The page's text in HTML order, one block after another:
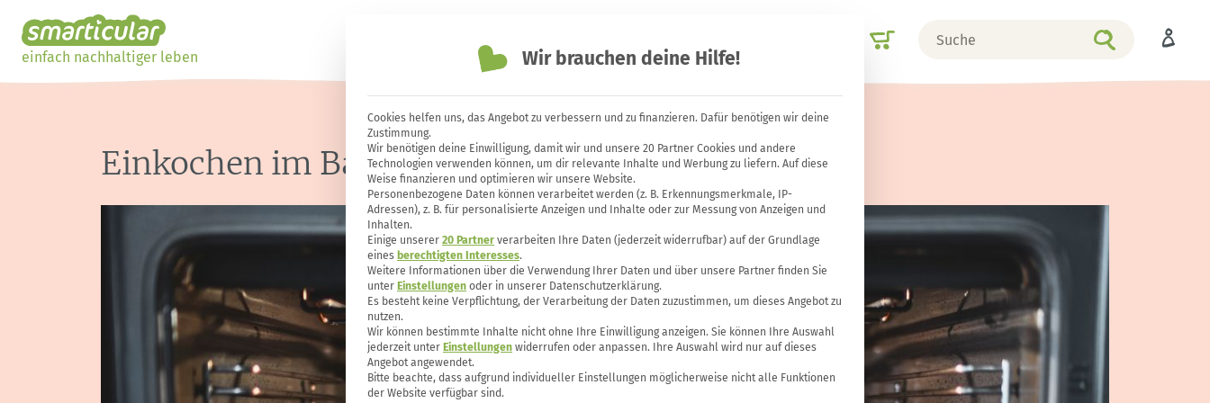
einfach nachhaltiger leben
Einkochen im Backofen – so gelingt es
Wir brauchen deine Hilfe!
Cookies helfen uns, das Angebot zu verbessern und zu finanzieren. Dafür benötigen wir deine
Zustimmung.
Wir benötigen deine Einwilligung, damit wir und unsere 20 Partner Cookies und andere
Technologien verwenden können, um dir relevante Inhalte und Werbung zu liefern. Auf diese
Weise finanzieren und optimieren wir unsere Website.
Personenbezogene Daten können verarbeitet werden (z. B. Erkennungsmerkmale, IP-
Adressen), z. B. für personalisierte Anzeigen und Inhalte oder zur Messung von Anzeigen und
Inhalten.
Einige unserer 20 Partner verarbeiten Ihre Daten (jederzeit widerrufbar) auf der Grundlage
eines berechtigten Interesses.
Weitere Informationen über die Verwendung Ihrer Daten und über unsere Partner finden Sie
unter Einstellungen oder in unserer Datenschutzerklärung.
Es besteht keine Verpflichtung, der Verarbeitung der Daten zuzustimmen, um dieses Angebot zu
nutzen.
Wir können bestimmte Inhalte nicht ohne Ihre Einwilligung anzeigen. Sie können Ihre Auswahl
jederzeit unter Einstellungen widerrufen oder anpassen. Ihre Auswahl wird nur auf dieses
Angebot angewendet.
Bitte beachte, dass aufgrund individueller Einstellungen möglicherweise nicht alle Funktionen
der Website verfügbar sind.